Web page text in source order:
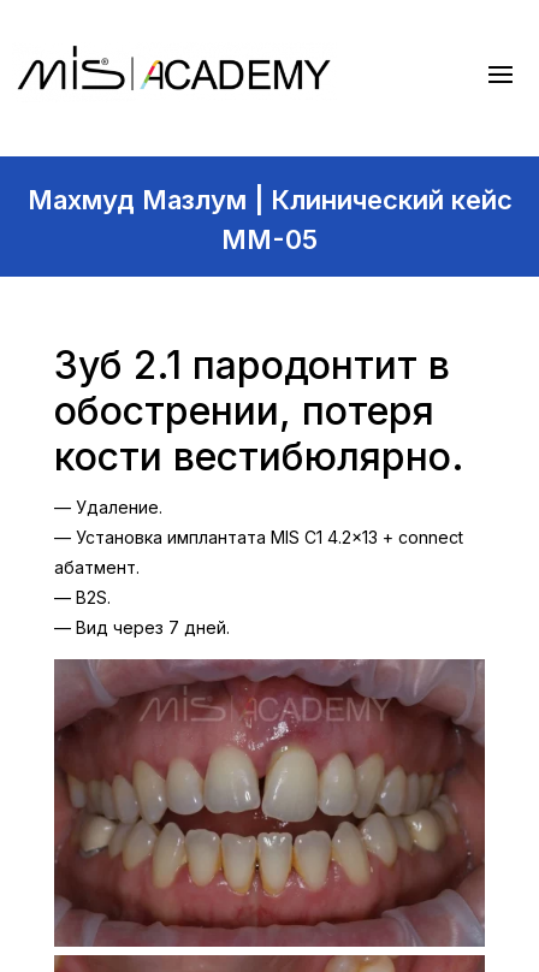
Махмуд Мазлум | Клинический кейс
MM-05
Зуб 2.1 пародонтит в
обострении, потеря
кости вестибюлярно.
— Удаление.
— Установка имплантата MIS C1 4.2×13 + connect
абатмент.
— B2S.
— Вид через 7 дней.